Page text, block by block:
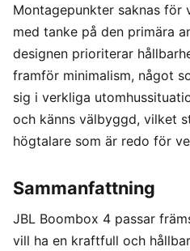
Montagepunkter saknas
med tanke på den primära
designen prioriterar
framför minimalism, något
sig i verkliga
och känns välbyggd, vilket
högtalare som är redo för
Sammanfattning
JBL Boombox 4 passar
vill ha en kraftfull och